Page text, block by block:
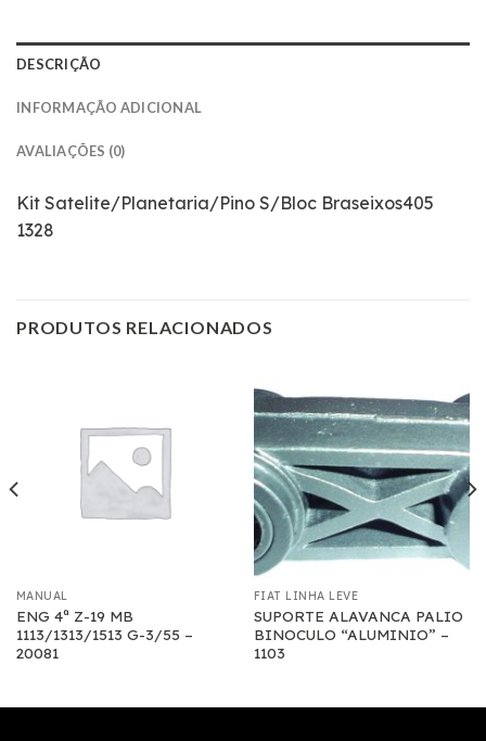
DESCRIÇÃO
INFORMAÇÃO ADICIONAL
AVALIAÇÕES (0)
Kit Satelite/Planetaria/Pino S/Bloc Braseixos405
1328
PRODUTOS RELACIONADOS
MANUAL
ENG 4ª Z-19 MB
1113/1313/1513 G-3/55 –
20081
FIAT LINHA LEVE
SUPORTE ALAVANCA PALIO
BINOCULO “ALUMINIO” –
1103